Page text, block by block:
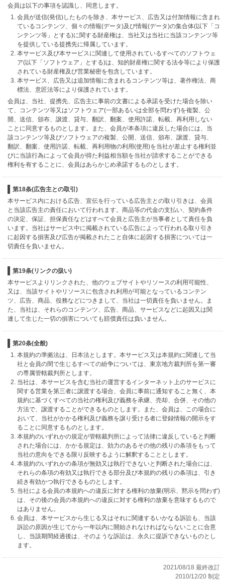
会員は以下の事項を認識し、同意します。
会員が送信(発信)したものを除き、本サービス、広告又は付加情報に含まれ
ているコンテンツ、個々の情報(データ)及び情報(データ)の集合体(以下「コ
ンテンツ等」とする)に関する財産権は、当社又は当社に当該コンテンツ等
を提供している提携先に帰属しています。
本サービス及び本サービスに関連して使用されているすべてのソフトウェ
ア(以下「ソフトウェア」とする)は、知的財産権に関する法令等により保護
されている財産権及び営業秘密を包含しています。
本サービス、広告又は追加情報に含まれるコンテンツ等は、著作権法、商
標法、意匠法等により保護されています。
会員は、当社、提携先、広告主に事前の文書による承諾を受けた場合を除い
て、コンテンツ等又はソフトウェア(一部あるいは全部を問わず)を複製、公
開、送信、頒布、譲渡、貸与、翻訳、翻案、使用許諾、転載、再利用しない
ことに同意するものとします。また、会員が本条項に違反した場合には、当
該コンテンツ等及びソフトウェアの複製、公開、送信、頒布、譲渡、貸与、
翻訳、翻案、使用許諾、転載、再利用物の利用(使用)を当社が差止する権利並
びに当該行為によって会員が得た利益相当額を当社が請求することができる
権利を有することに、会員はあらかじめ承諾するものとします。
第18条(広告主との取引)
本サービス内における広告、宣伝を行っている広告主との取り引きは、会員
と当該広告主の責任において行われます。商品等の代金の支払い、契約条件
の決定、保証、担保責任などはすべて会員と広告主が当事者として責任を負
います。当社はサービス中に掲載されている広告によって行われる取り引き
に起因する損害及び広告が掲載されたこと自体に起因する損害については一
切責任を負いません。
第19条(リンクの扱い)
本サービスよりリンクされた、他のウェブサイトやリソースの利用可能性、
又は、当該サイトやリソースに包含され利用が可能となっているコンテン
ツ、広告、商品、役務などにつきまして、当社は一切責任を負いません。ま
た、当社は、それらのコンテンツ、広告、商品、サービスなどに起因又は関
連して生じた一切の損害についても賠償責任は負いません。
第20条(全般)
本規約の準拠法は、日本法とします。本サービス又は本規約に関連して当
社と会員の間で生じるすべての紛争については、東京地方裁判所を第一審
の専属管轄裁判所とします。
当社は、本サービスを含む当社の運営するインターネット上のサービスに
関する営業を第三者に譲渡する場合、会員に事前に通知すること無く、本
規約に基づくすべての当社の権利及び義務を承継、売却、合併、その他の
方法で、譲渡することができるものとします。また、会員は、この場合に
おいて、当社がかかる権利及び義務を譲り受ける者に登録情報の開示をす
ることに同意するものとします。
本規約のいずれかの規定が管轄裁判所によって法律に違反していると判断
された場合には、かかる規定は、効力のあるその他の残りの条項をもって
当社の意向をできる限り反映するように解釈することとします。
本規約のいずれかの条項が無効又は執行できないと判断された場合には、
それらの条項の有効又は執行できる部分及び本規約の残りの条項は、引き
続き有効かつ執行できるものとします。
当社による会員の本規約への違反に対する権利の放棄(明示、黙示を問わず)
は、その後の会員の本規約への違反に対する権利の放棄を意味するもので
はありません。
会員は、本サービスから生じる又はそれに関連するいかなる訴訟も、当該
訴訟の原因が生じてから一年以内に開始されなければならないことに合意
し、当該期間経過後は、そのような訴訟は、永久に提訴できないものとし
ます。
2021/08/18 最終改訂
2010/12/20 制定